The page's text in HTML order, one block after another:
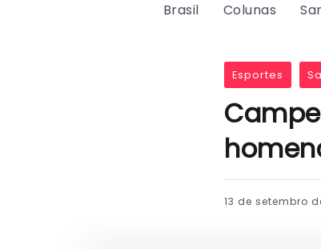
Brasil Colunas
Esportes
13 de setembro